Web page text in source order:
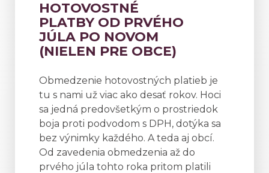
HOTOVOSTNÉ
PLATBY OD PRVÉHO
JÚLA PO NOVOM
(NIELEN PRE OBCE)
Obmedzenie hotovostných platieb je
tu s nami už viac ako desať rokov. Hoci
sa jedná predovšetkým o prostriedok
boja proti podvodom s DPH, dotýka sa
bez výnimky každého. A teda aj obcí.
Od zavedenia obmedzenia až do
prvého júla tohto roka pritom platili